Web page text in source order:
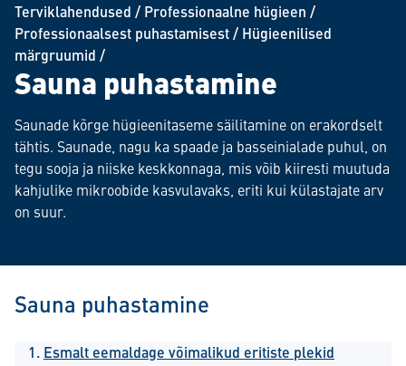
Terviklahendused / Professionaalne hügieen /
Professionaalsest puhastamisest/ Hügieenilised
märgruumid /
Sauna puhastamine
Saunade kõrge hügieenitaseme säilitamine on erakordselt
tähtis. Saunade, nagu ka spaade ja basseinialade puhul, on
tegu sooja ja niiske keskkonnaga, mis võib kiiresti muutuda
kahjulike mikroobide kasvulavaks, eriti kui külastajate arv
on suur.
Sauna puhastamine
Esmalt eemaldage võimalikud eritiste plekid